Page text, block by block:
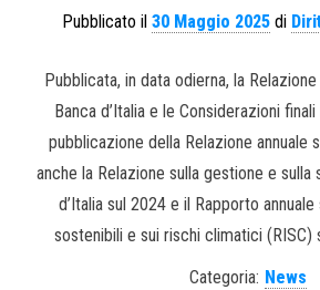
Pubblicato il 30 Maggio 2025 di
Pubblicata, in data odierna, la
Banca d’Italia e le Considerazioni
pubblicazione della Relazione annuale
anche la Relazione sulla gestione e sulla
d’Italia sul 2024 e il Rapporto
sostenibili e sui rischi climatici (RISC)
Categoria: News